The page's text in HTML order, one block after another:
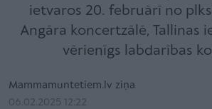
ietvaros 20. februārī no
Angāra koncertzālē, Tallinas
vērienīgs labdarības
Mammamuntetiem.lv ziņa
06.02.2025 12:22